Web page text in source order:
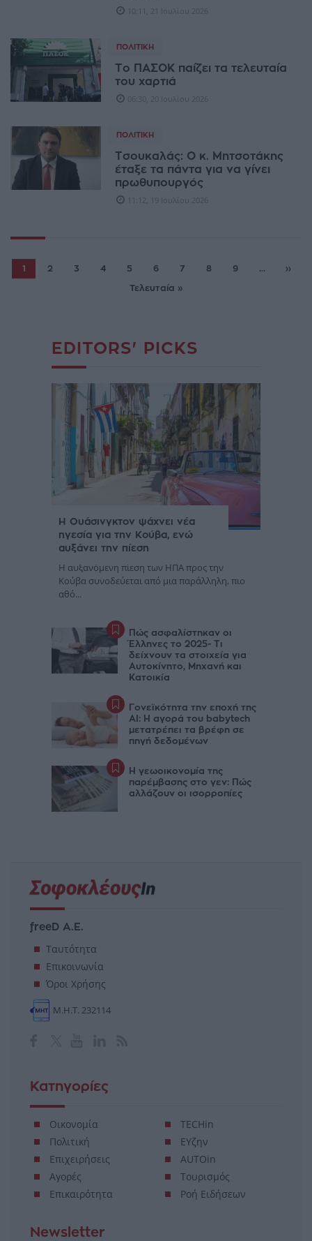
10:11, 21 Ιουλίου 2026
ΠΟΛΙΤΙΚΉ
Το ΠΑΣΟΚ παίζει τα τελευταία
του χαρτιά
06:30, 20 Ιουλίου 2026
ΠΟΛΙΤΙΚΉ
Τσουκαλάς: Ο κ. Μητσοτάκης
έταξε τα πάντα για να γίνει
πρωθυπουργός
11:12, 19 Ιουλίου 2026
1 2 3 4 5 6 7 8 9 ... ››
Τελευταία »
EDITORS' PICKS
Η Ουάσινγκτον ψάχνει νέα
ηγεσία για την Κούβα, ενώ
αυξάνει την πίεση
Η αυξανόμενη πίεση των ΗΠΑ προς την
Κούβα συνοδεύεται από μια παράλληλη, πιο
αθό...
Πώς ασφαλίστηκαν οι
Έλληνες το 2025- Τι
δείχνουν τα στοιχεία για
Αυτοκίνητο, Μηχανή και
Κατοικία
Γονεϊκότητα την εποχή της
AI: Η αγορά του babytech
μετατρέπει τα βρέφη σε
πηγή δεδομένων
Η γεωοικονομία της
παρέμβασης στο γεν: Πώς
αλλάζουν οι ισορροπίες
freeD Α.Ε.
Ταυτότητα
Επικοινωνία
Όροι Χρήσης
Μ.Η.Τ. 232114
Κατηγορίες
Οικονομία
Πολιτική
Επιχειρήσεις
Αγορές
Επικαιρότητα
TECHin
ΕΥζην
AUTOin
Τουρισμός
Ροή Ειδήσεων
Newsletter